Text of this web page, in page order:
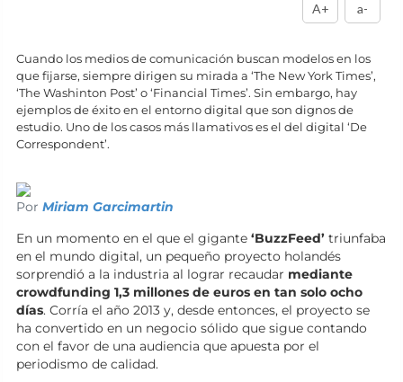
A+ a-
Cuando los medios de comunicación buscan modelos en los
que fijarse, siempre dirigen su mirada a ‘The New York Times’,
‘The Washinton Post’ o ‘Financial Times’. Sin embargo, hay
ejemplos de éxito en el entorno digital que son dignos de
estudio. Uno de los casos más llamativos es el del digital ‘De
Correspondent’.
Por Miriam Garcimartin
En un momento en el que el gigante ‘BuzzFeed’ triunfaba
en el mundo digital, un pequeño proyecto holandés
sorprendió a la industria al lograr recaudar mediante
crowdfunding 1,3 millones de euros en tan solo ocho
días. Corría el año 2013 y, desde entonces, el proyecto se
ha convertido en un negocio sólido que sigue contando
con el favor de una audiencia que apuesta por el
periodismo de calidad.